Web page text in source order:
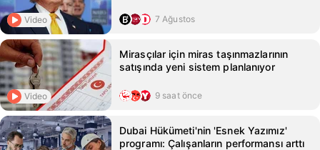
Video 7 Ağustos
Video
Mirasçılar için miras taşınmazlarının
satışında yeni sistem planlanıyor
9 saat önce
Dubai Hükümeti'nin 'Esnek Yazımız'
programı: Çalışanların performansı arttı